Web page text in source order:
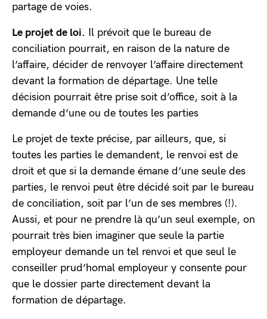
partage de voies.
Le projet de loi. Il prévoit que le bureau de
conciliation pourrait, en raison de la nature de
l’affaire, décider de renvoyer l’affaire directement
devant la formation de départage. Une telle
décision pourrait être prise soit d’office, soit à la
demande d’une ou de toutes les parties
Le projet de texte précise, par ailleurs, que, si
toutes les parties le demandent, le renvoi est de
droit et que si la demande émane d’une seule des
parties, le renvoi peut être décidé soit par le bureau
de conciliation, soit par l’un de ses membres (!).
Aussi, et pour ne prendre là qu’un seul exemple, on
pourrait très bien imaginer que seule la partie
employeur demande un tel renvoi et que seul le
conseiller prud’homal employeur y consente pour
que le dossier parte directement devant la
formation de départage.